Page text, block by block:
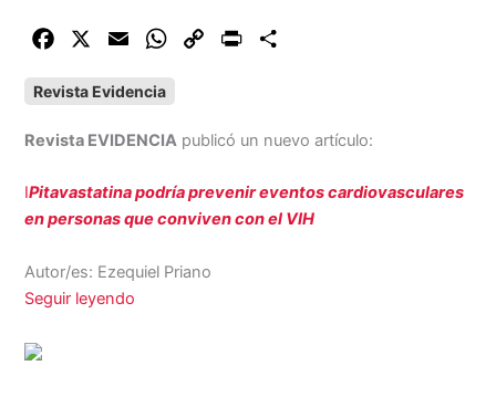
c
b
o
a
l
W
s
A
p
C
L
n
t
a
t
Revista Evidencia
Revista EVIDENCIA publicó un nuevo artículo:
IPitavastatina podría prevenir eventos cardiovasculares
en personas que conviven con el VIH
Autor/es: Ezequiel Priano
Seguir leyendo